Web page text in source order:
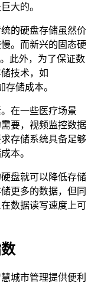
大的。
的硬盘存储虽然价
。而新兴的固态硬
此外，为了保证数
技术，如
储成本。
在一些医疗场景
要，视频监控数据
存储系统具备足够
本。
盘就可以降低存储
更多的数据，但同
数据读写速度上可
城市管理提供便利